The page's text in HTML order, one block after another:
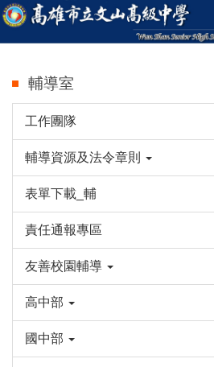
跳
到
內
輔導室
工作團隊
輔導資源及法令章則
表單下載_輔
責任通報專區
友善校園輔導
高中部
國中部